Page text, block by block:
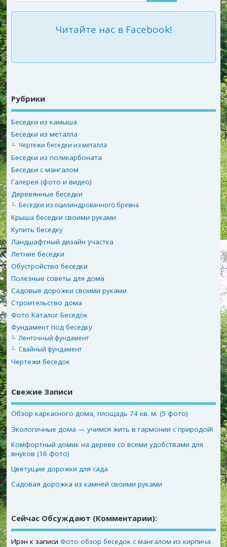
Читайте нас в Facebook!
Рубрики
Беседки из камыша
Беседки из металла
Чертежи беседки из металла
Беседки из поликарбоната
Беседки с мангалом
Галерея (фото и видео)
Деревянные беседки
Беседки из оцилиндрованного бревна
Крыша беседки своими руками
Купить беседку
Ландшафтный дизайн участка
Летние беседки
Обустройство беседки
Полезные советы для дома
Садовые дорожки своими руками
Строительство дома
Фото Каталог Беседок
Фундамент под беседку
Ленточный фундамент
Свайный фундамент
Чертежи беседок
Свежие Записи
Обзор каркасного дома, площадь 74 кв. м. (5 фото)
Экологичные дома — учимся жить в гармонии с природой!
Комфортный домик на дереве со всеми удобствами для
внуков (16 фото)
Цветущие дорожки для сада
Садовая дорожка из камней своими руками
Сейчас Обсуждают (комментарии):
Ирэн к записи Фото обзор беседок с мангалом из кирпича